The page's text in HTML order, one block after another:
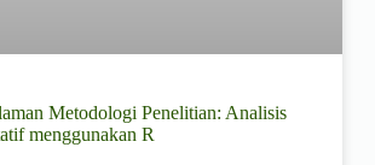
Metodologi Penelitian: Analisis
menggunakan R